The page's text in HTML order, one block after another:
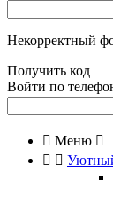
Некорректный
Получить код
Войти по
 Меню 
 